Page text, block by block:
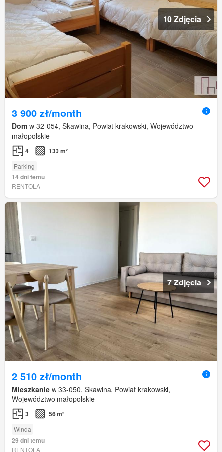
10 Zdjęcia
3 900 zł/month
Dom w 32-054, Skawina, Powiat krakowski, Województwo
małopolskie
4 130 m²
Parking
14 dni temu
RENTOLA
7 Zdjęcia
2 510 zł/month
Mieszkanie w 33-050, Skawina, Powiat krakowski,
Województwo małopolskie
3 56 m²
Winda
29 dni temu
RENTOLA